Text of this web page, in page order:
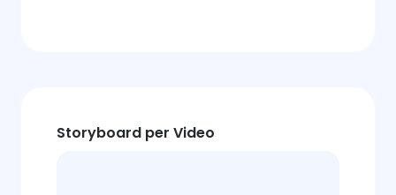
Storyboard per Video